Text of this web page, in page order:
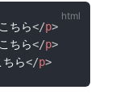
ちら</p>
ちら</p>
ら</p>